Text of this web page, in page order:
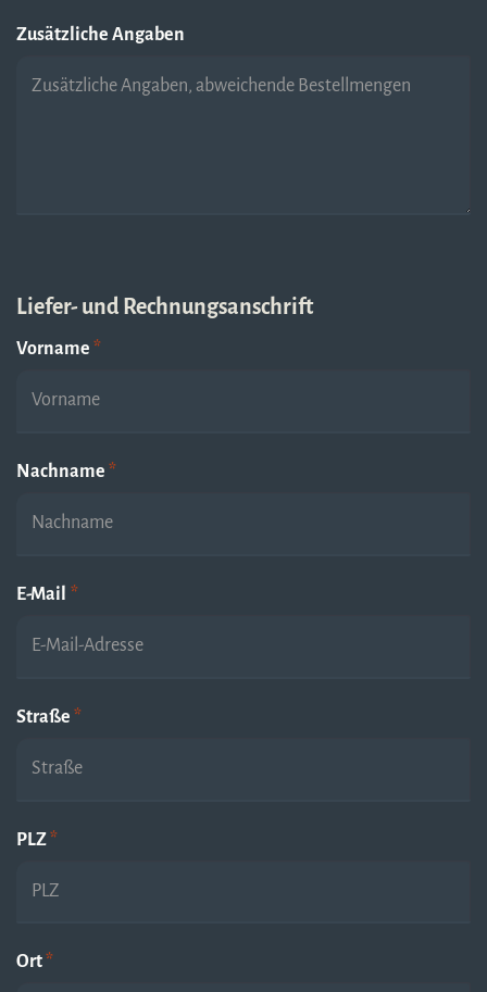
Zusätzliche Angaben
Liefer- und Rechnungsanschrift
Vorname *
Nachname *
E-Mail *
Straße *
PLZ*
Ort*